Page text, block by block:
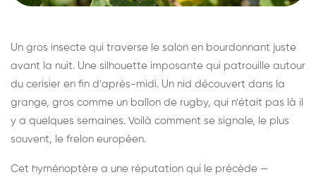
Un gros insecte qui traverse le salon en bourdonnant juste
avant la nuit. Une silhouette imposante qui patrouille autour
du cerisier en fin d'après-midi. Un nid découvert dans la
grange, gros comme un ballon de rugby, qui n'était pas là il
y a quelques semaines. Voilà comment se signale, le plus
souvent, le frelon européen.
Cet hyménoptère a une réputation qui le précède —